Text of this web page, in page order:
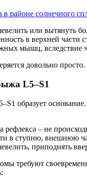
районе солнечного
или вытянуть
в верхней части
мышц, вследствие
довольно
L5–S1
образует
рефлекса – не
в ступню, внешнюю
приподнять
требуют